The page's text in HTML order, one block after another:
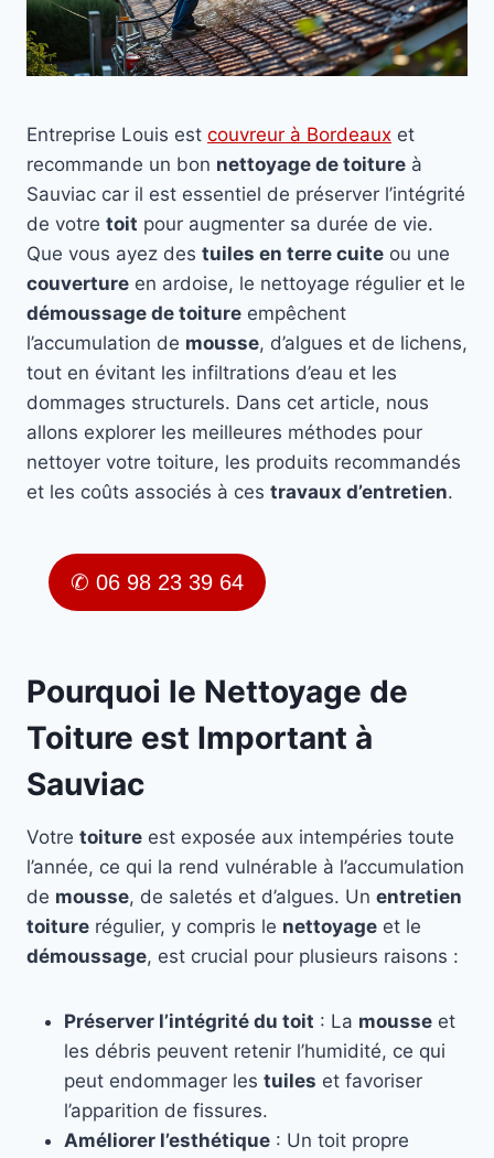
Entreprise Louis est couvreur à Bordeaux et
recommande un bon nettoyage de toiture à
Sauviac car il est essentiel de préserver l’intégrité
de votre toit pour augmenter sa durée de vie.
Que vous ayez des tuiles en terre cuite ou une
couverture en ardoise, le nettoyage régulier et le
démoussage de toiture empêchent
l’accumulation de mousse, d’algues et de lichens,
tout en évitant les infiltrations d’eau et les
dommages structurels. Dans cet article, nous
allons explorer les meilleures méthodes pour
nettoyer votre toiture, les produits recommandés
et les coûts associés à ces travaux d’entretien.
✆ 06 98 23 39 64
Pourquoi le Nettoyage de
Toiture est Important à
Sauviac
Votre toiture est exposée aux intempéries toute
l’année, ce qui la rend vulnérable à l’accumulation
de mousse, de saletés et d’algues. Un entretien
toiture régulier, y compris le nettoyage et le
démoussage, est crucial pour plusieurs raisons :
Préserver l’intégrité du toit : La mousse et
les débris peuvent retenir l’humidité, ce qui
peut endommager les tuiles et favoriser
l’apparition de fissures.
Améliorer l’esthétique : Un toit propre